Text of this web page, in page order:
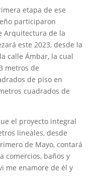
etapa de ese
participaron
Arquitectura de la
este 2023, desde la
calle Ámbar, la cual
metros de
de piso en
cuadrados de
el proyecto integral
lineales, desde
de Mayo, contará
comercios, baños y
me enamore de él y